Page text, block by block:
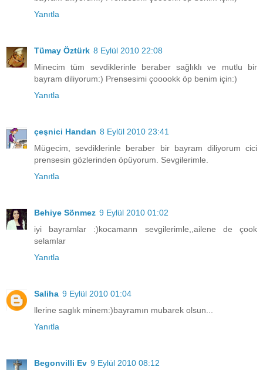
Yanıtla
Tümay Öztürk 8 Eylül 2010 22:08
Minecim tüm sevdiklerinle beraber sağlıklı ve mutlu bir
bayram diliyorum:) Prensesimi çooookk öp benim için:)
Yanıtla
çeşnici Handan 8 Eylül 2010 23:41
Mügecim, sevdiklerinle beraber bir bayram diliyorum cici
prensesin gözlerinden öpüyorum. Sevgilerimle.
Yanıtla
Behiye Sönmez 9 Eylül 2010 01:02
iyi bayramlar :)kocamann sevgilerimle,,ailene de çook
selamlar
Yanıtla
Saliha 9 Eylül 2010 01:04
llerine saglık minem:)bayramın mubarek olsun...
Yanıtla
Begonvilli Ev 9 Eylül 2010 08:12